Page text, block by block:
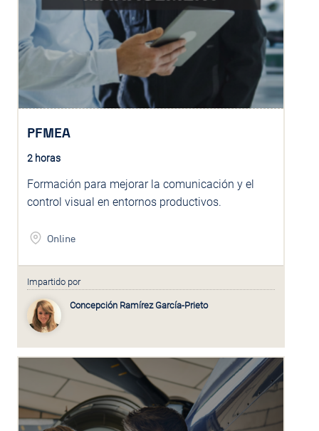
PFMEA
2 horas
Formación para mejorar la comunicación y el
control visual en entornos productivos.
Online
Impartido por
Concepción Ramírez García-Prieto